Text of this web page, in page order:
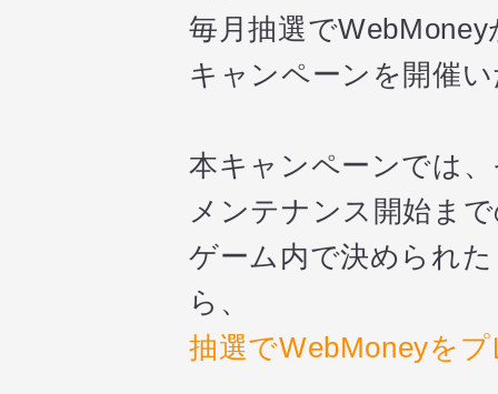
毎月抽選で
キャンペーンを開催
本キャンペーンでは
メンテナンス開始ま
ゲーム内で決められ
ら、
抽選でWebMoneyを